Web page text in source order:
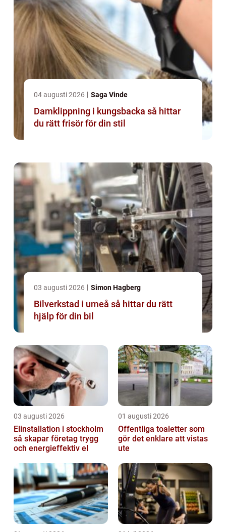
04 augusti 2026 Saga Vinde
Damklippning i kungsbacka så hittar
du rätt frisör för din stil
03 augusti 2026 Simon Hagberg
Bilverkstad i umeå så hittar du rätt
hjälp för din bil
03 augusti 2026
Elinstallation i stockholm
så skapar företag trygg
och energieffektiv el
01 augusti 2026
Offentliga toaletter som
gör det enklare att vistas
ute